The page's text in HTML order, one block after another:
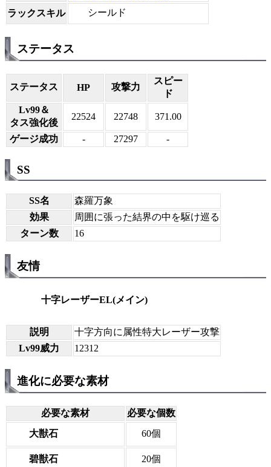
ラックスキル
シールド
ステータス
ステータス HP 攻撃力
スピー
ド
Lv99＆
タス強化後
22524 22748 371.00
ゲージ成功 - 27297 -
SS
SS名
森羅万象
効果
周囲に張った結界の中を駆け巡る
ターン数
16
友情
十字レーザーEL(メイン)
説明
十字方向に属性特大レーザー攻撃
Lv99威力
12312
進化に必要な素材
必要な素材
必要な個数
大獣石
60個
碧獣石 20個